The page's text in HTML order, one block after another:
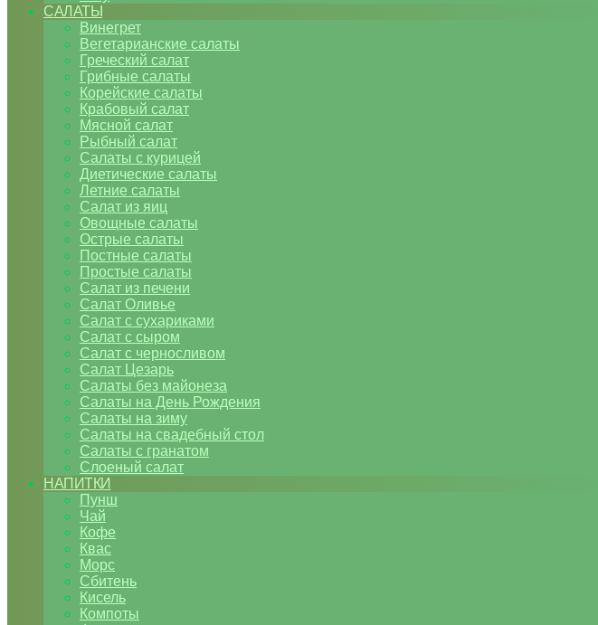
САЛАТЫ
Винегрет
Вегетарианские салаты
Греческий салат
Грибные салаты
Корейские салаты
Крабовый салат
Мясной салат
Рыбный салат
Салаты с курицей
Диетические салаты
Летние салаты
Салат из яиц
Овощные салаты
Острые салаты
Постные салаты
Простые салаты
Салат из печени
Салат Оливье
Салат с сухариками
Салат с сыром
Салат с черносливом
Салат Цезарь
Салаты без майонеза
Салаты на День Рождения
Салаты на зиму
Салаты на свадебный стол
Салаты с гранатом
Слоеный салат
НАПИТКИ
Пунш
Чай
Кофе
Квас
Морс
Сбитень
Кисель
Компоты